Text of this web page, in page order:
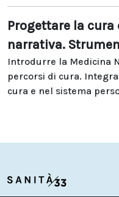
Progettare la
narrativa.
Introdurre la Medicina
percorsi di cura.
cura e nel sistema